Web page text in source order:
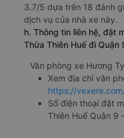
3.7/5 dựa trên 18 đánh
dịch vụ của nhà xe này.
h. Thông tin liên hệ, đặt
Thừa Thiên Huế đi Quận
Văn phòng xe Hương
Xem địa chỉ văn
https://
Số điện thoại đặt
Thiên Huế Quận 9